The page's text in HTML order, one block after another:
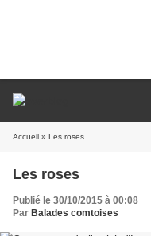
Accueil » Les roses
Les roses
Publié le 30/10/2015 à 00:08
Par Balades comtoises